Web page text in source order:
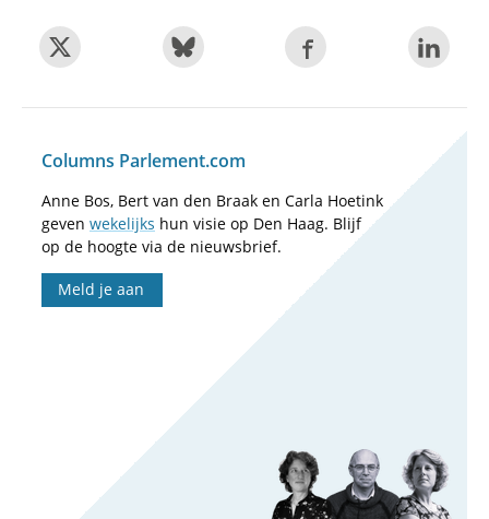
Columns Parlement.com
Anne Bos, Bert van den Braak en Carla Hoetink
geven wekelijks hun visie op Den Haag. Blijf
op de hoogte via de nieuwsbrief.
Meld je aan